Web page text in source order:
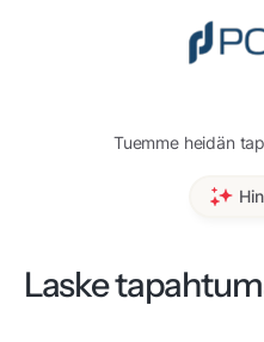
Tuemme heidän
Laske